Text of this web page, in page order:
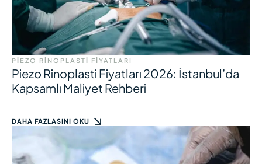
PIEZO RINOPLASTI FIYATLARI
Piezo Rinoplasti Fiyatları 2026: İstanbul’da
Kapsamlı Maliyet Rehberi
DAHA FAZLASINI OKU